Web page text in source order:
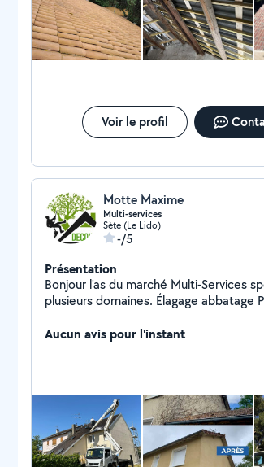
Voir le profil
Motte Maxime
Multi-services
Sète (Le Lido)
-/5
Présentation
Bonjour l'as du marché Multi-Services spécialisé dans
plusieurs domaines. Élagage abbatage Peinture
toiture façade étanchéité Massonerie. Plus de 10 ans
Aucun avis pour l'instant